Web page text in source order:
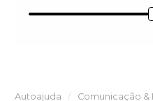
Autoajuda Comunicação &